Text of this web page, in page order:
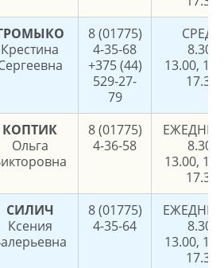
Крестина
8 (01775)
4-35-68
+375 (44)
529-27-
79
СРЕДА
8.30-
13.00,
17.30
КОПТИК
Ольга
8 (01775)
4-36-58
8.30-
13.00,
17.30
СИЛИЧ
Ксения
8 (01775)
4-35-64
8.30-
13.00,
17.30